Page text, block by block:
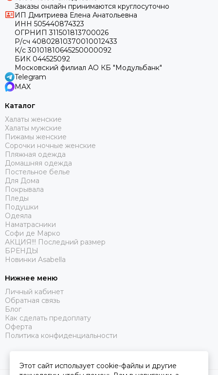
Заказы онлайн принимаются круглосуточно
ИП Дмитриева Елена Анатольевна
ИНН 505440874323
ОГРНИП 311501813700026
Р/сч 40802810370010012433
К/с 30101810645250000092
БИК 044525092
Московский филиал АО КБ "Модульбанк"
Telegram
MAX
Каталог
Халаты женские
Халаты мужские
Пижамы женские
Сорочки ночные женские
Пляжная одежда
Домашняя одежда
Постельное белье
Для Дома
Покрывала
Пледы
Подушки
Одеяла
Наматрасники
Софи де Марко
АКЦИЯ!!! Последний размер
БРЕНДЫ
Новинки Asabella
Нижнее меню
Личный кабинет
Обратная связь
Блог
Как сделать предоплату
Оферта
Политика конфиденциальности
Этот сайт использует cookie-файлы и другие